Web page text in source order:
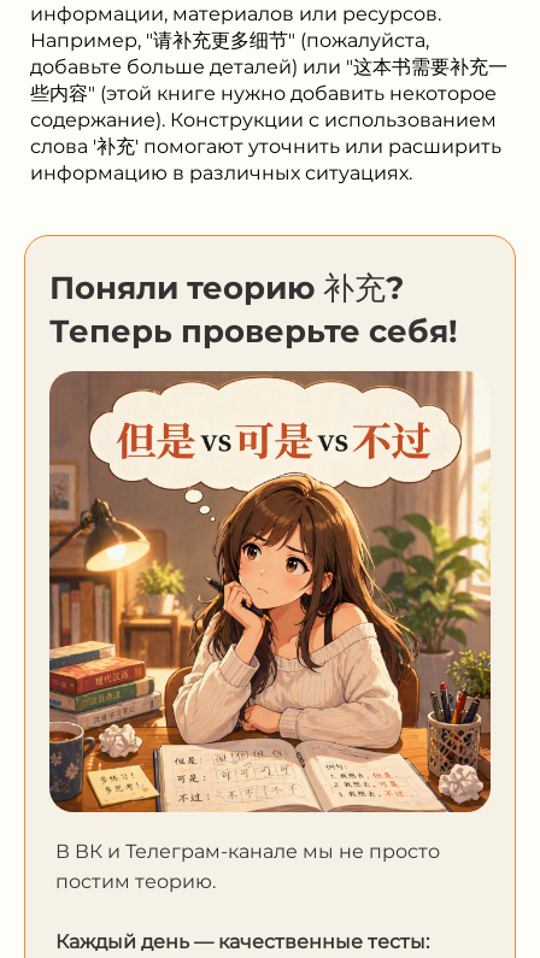
информации, материалов или ресурсов.
Например, "请补充更多细节" (пожалуйста,
добавьте больше деталей) или "这本书需要补充一
些内容" (этой книге нужно добавить некоторое
содержание). Конструкции с использованием
слова '补充' помогают уточнить или расширить
информацию в различных ситуациях.
Поняли теорию 补充?
Теперь проверьте себя!
В ВК и Телеграм-канале мы не просто
постим теорию.
Каждый день — качественные тесты: